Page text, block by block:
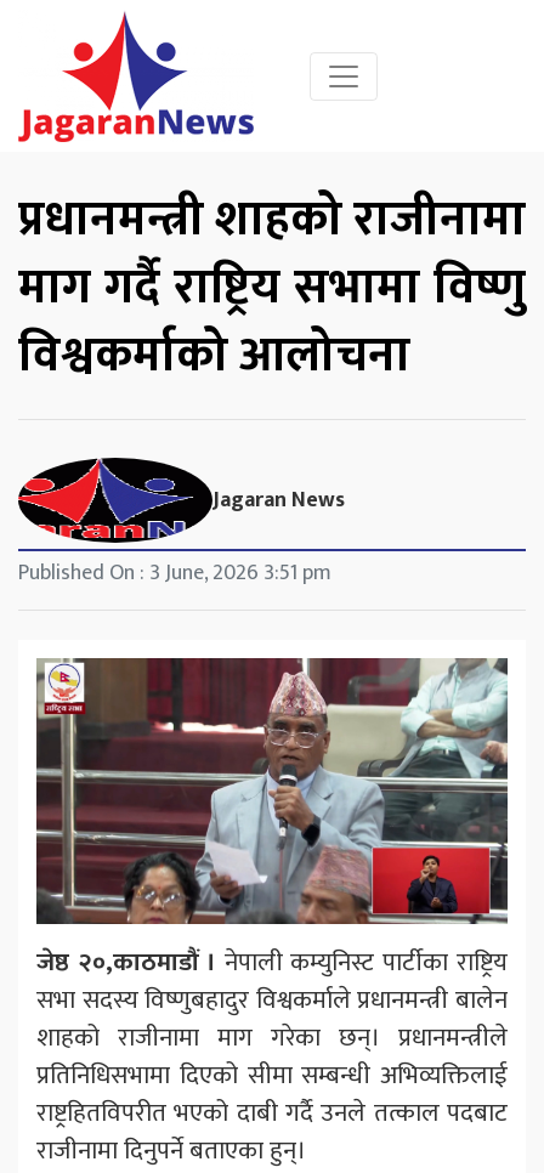
प्रधानमन्त्री शाहको राजीनामा
माग गर्दै राष्ट्रिय सभामा विष्णु
विश्वकर्माको आलोचना
Jagaran News
Published On : 3 June, 2026 3:51 pm
जेष्ठ २०,काठमाडौं । नेपाली कम्युनिस्ट पार्टीका राष्ट्रिय
सभा सदस्य विष्णुबहादुर विश्वकर्माले प्रधानमन्त्री बालेन
शाहको राजीनामा माग गरेका छन्। प्रधानमन्त्रीले
प्रतिनिधिसभामा दिएको सीमा सम्बन्धी अभिव्यक्तिलाई
राष्ट्रहितविपरीत भएको दाबी गर्दै उनले तत्काल पदबाट
राजीनामा दिनुपर्ने बताएका हुन्।